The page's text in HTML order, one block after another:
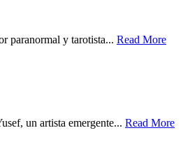
paranormal y tarotista... Read More
un artista emergente... Read More